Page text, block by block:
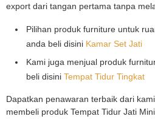
export dari tangan pertama tanpa
Pilihan produk furniture untuk
anda beli disini Kamar Set Jati
Kami juga menjual produk
beli disini Tempat Tidur Tingkat
Dapatkan penawaran terbaik dari
membeli produk Tempat Tidur Jati